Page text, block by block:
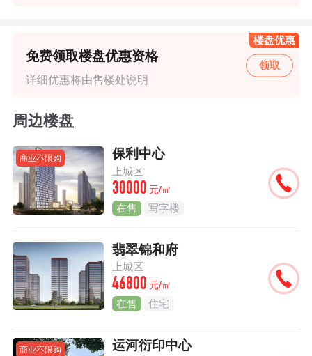
免费领取楼盘优惠资格
详细优惠将由售楼处说明
领取
楼盘优惠
周边楼盘
商业不限购 保利中心
上城区
30000 元/㎡
在售 写字楼
翡翠锦和府
上城区
46800 元/㎡
在售 住宅
商业不限购 运河衍印中心